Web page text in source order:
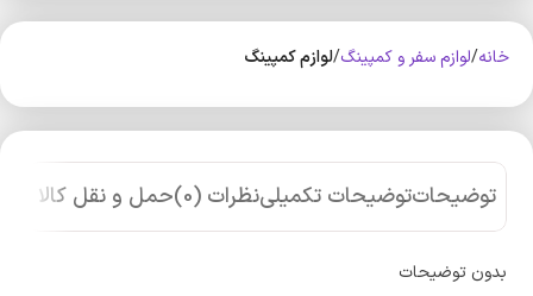
خانه لوازم سفر و کمپینگ لوازم کمپینگ
توضیحاتتوضیحات تکمیلینظرات (0) حمل و نقل کالا
بدون توضیحات